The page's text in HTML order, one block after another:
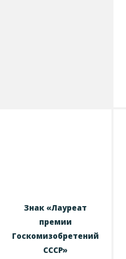
Знак «Лауреат
премии
Госкомизобретений
СССР»